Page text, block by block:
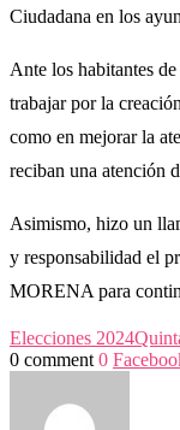
Ciudadana en los
Ante los habitantes
trabajar por la
como en mejorar la
reciban una atención
Asimismo, hizo un
y responsabilidad el
MORENA para
Elecciones 2024
0 comment 0